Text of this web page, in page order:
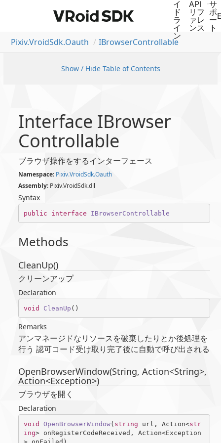
Pixiv.VroidSdk.Oauth IBrowserControllable
Show / Hide Table of Contents
Interface IBrowser
Controllable
ブラウザ操作をするインターフェース
Namespace: Pixiv.VroidSdk.Oauth
Assembly: Pixiv.VroidSdk.dll
Syntax
public interface IBrowserControllable
Methods
CleanUp()
クリーンアップ
Declaration
void CleanUp ( )
Remarks
アンマネージドなリソースを破棄したりとか後処理を
行う 認可コード受け取り完了後に自動で呼び出される
OpenBrowserWindow(String, Action<String>,
Action<Exception>)
ブラウザを開く
Declaration
void OpenBrowserWindow( string url, Action<str
ing> onRegisterCodeReceived, Action<Exception
> onFailed )